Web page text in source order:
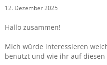
12. Dezember 2025
Hallo zusammen!
Mich würde interessieren
benutzt und wie ihr auf diesen